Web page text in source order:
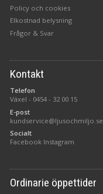
Policy och cookies
Elkostnad belysning
Frågor & Svar
Kontakt
Telefon
Växel - 0454 - 32 00 15
E-post
kundservice@ljusochmiljo.se
Socialt
Facebook Instagram
Ordinarie öppettider